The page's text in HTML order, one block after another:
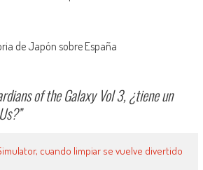
de Japón sobre España
of the Galaxy Vol 3, ¿tiene un
”
cuando limpiar se vuelve divertido